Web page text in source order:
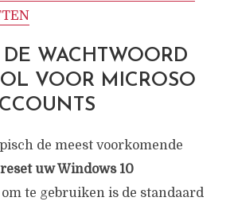
DE WACHTWOORD
VOOR MICROSO
de meest voorkomende
reset uw Windows 10
te gebruiken is de standaard